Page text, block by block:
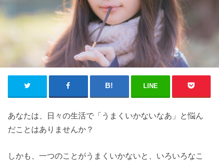
LINE
あなたは、日々の生活で「うまくいかないなあ」と悩ん
だことはありませんか？
しかも、一つのことがうまくいかないと、いろいろなこ